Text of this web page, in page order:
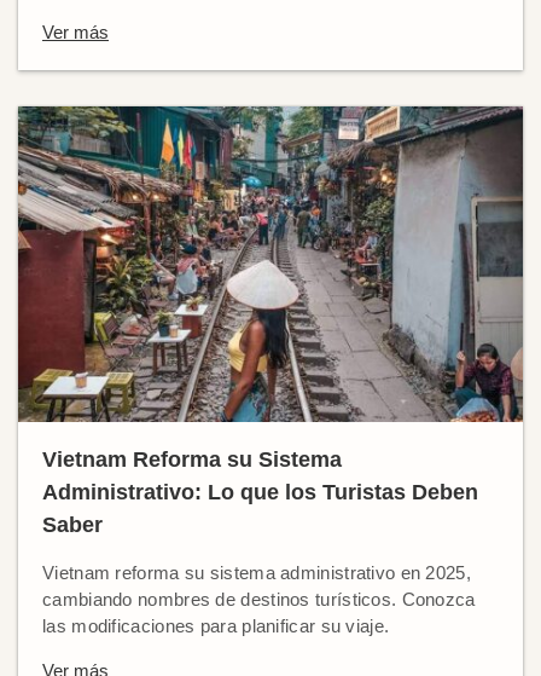
Ver más
Vietnam Reforma su Sistema
Administrativo: Lo que los Turistas Deben
Saber
Vietnam reforma su sistema administrativo en 2025,
cambiando nombres de destinos turísticos. Conozca
las modificaciones para planificar su viaje.
Ver más